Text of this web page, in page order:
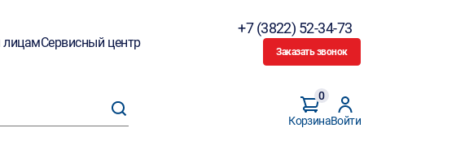
Сервисный центр
+7 (3822) 52-34-73
Заказать звонок
Корзина
0
Войти